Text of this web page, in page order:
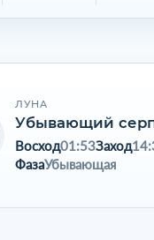
ЛУНА
Убывающий
Восход01:53Заход
ФазаУбывающая